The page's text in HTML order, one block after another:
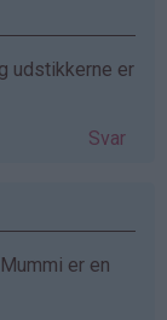
udstikkerne er
Svar
er en